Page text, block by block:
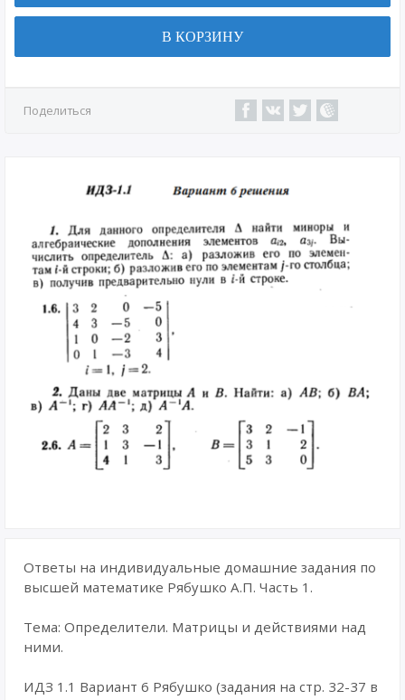
В КОРЗИНУ
Поделиться
Ответы на индивидуальные домашние задания по
высшей математике Рябушко А.П. Часть 1.
Тема: Определители. Матрицы и действиями над
ними.
ИДЗ 1.1 Вариант 6 Рябушко (задания на стр. 32-37 в